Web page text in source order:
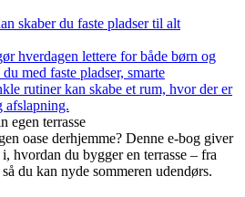
skaber du faste pladser til alt
hverdagen lettere for både børn og
med faste pladser, smarte
rutiner kan skabe et rum, hvor der er
afslapning.
egen terrasse
oase derhjemme? Denne e-bog giver
hvordan du bygger en terrasse – fra
du kan nyde sommeren udendørs.